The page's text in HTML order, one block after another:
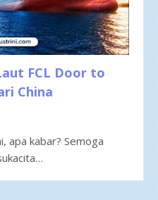
FCL Door to
China
apa kabar? Semoga